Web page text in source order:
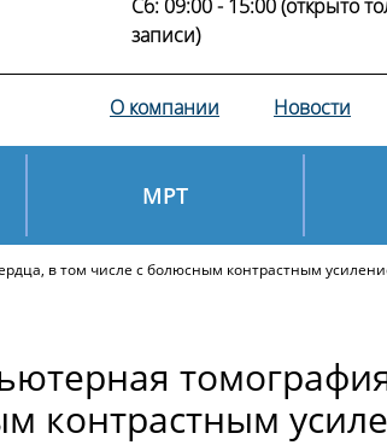
Сб: 09:00 - 15:00 (открыто
записи)
О компании Новости
МРТ
в том числе с болюсным контрастным
контрастным